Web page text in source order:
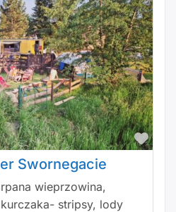
Swornegacie
wieprzowina,
stripsy, lody